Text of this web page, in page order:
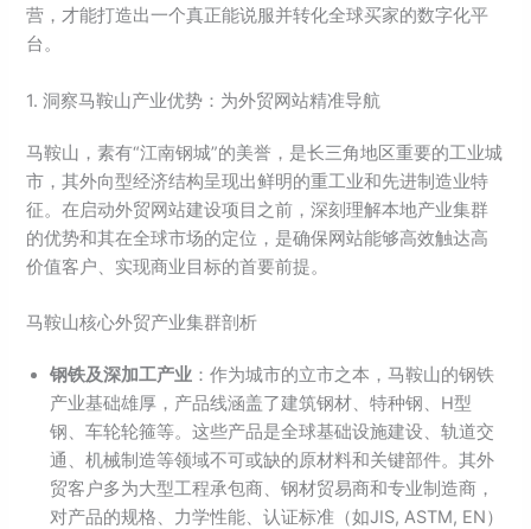
营，才能打造出一个真正能说服并转化全球买家的数字化平
台。
1. 洞察马鞍山产业优势：为外贸网站精准导航
马鞍山，素有“江南钢城”的美誉，是长三角地区重要的工业城
市，其外向型经济结构呈现出鲜明的重工业和先进制造业特
征。在启动外贸网站建设项目之前，深刻理解本地产业集群
的优势和其在全球市场的定位，是确保网站能够高效触达高
价值客户、实现商业目标的首要前提。
马鞍山核心外贸产业集群剖析
钢铁及深加工产业 ：作为城市的立市之本，马鞍山的钢铁
产业基础雄厚，产品线涵盖了建筑钢材、特种钢、H型
钢、车轮轮箍等。这些产品是全球基础设施建设、轨道交
通、机械制造等领域不可或缺的原材料和关键部件。其外
贸客户多为大型工程承包商、钢材贸易商和专业制造商，
对产品的规格、力学性能、认证标准（如JIS, ASTM, EN）